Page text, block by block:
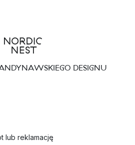
DESIGNU
lub reklamację